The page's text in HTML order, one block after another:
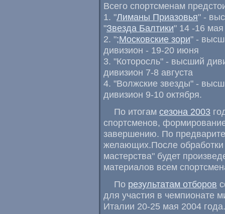
Всего спортсменам
1. "Лиманы Приазовья" -
"Звезда Балтики" 14 -16 мая
2. ";Московские зори" -
дивизион - 19-20 июня
3. "Которосль" - высший
дивизион 7-8 августа
4. "Волжские звезды" -
дивизион 9-10 октября.
По итогам сезона 2003
спортсменов,
завершению. По
желающих.После
мастерства" будет
материалов всем
По результатам отборов
для участия в чемпионате
Италии 20-25 мая 2004